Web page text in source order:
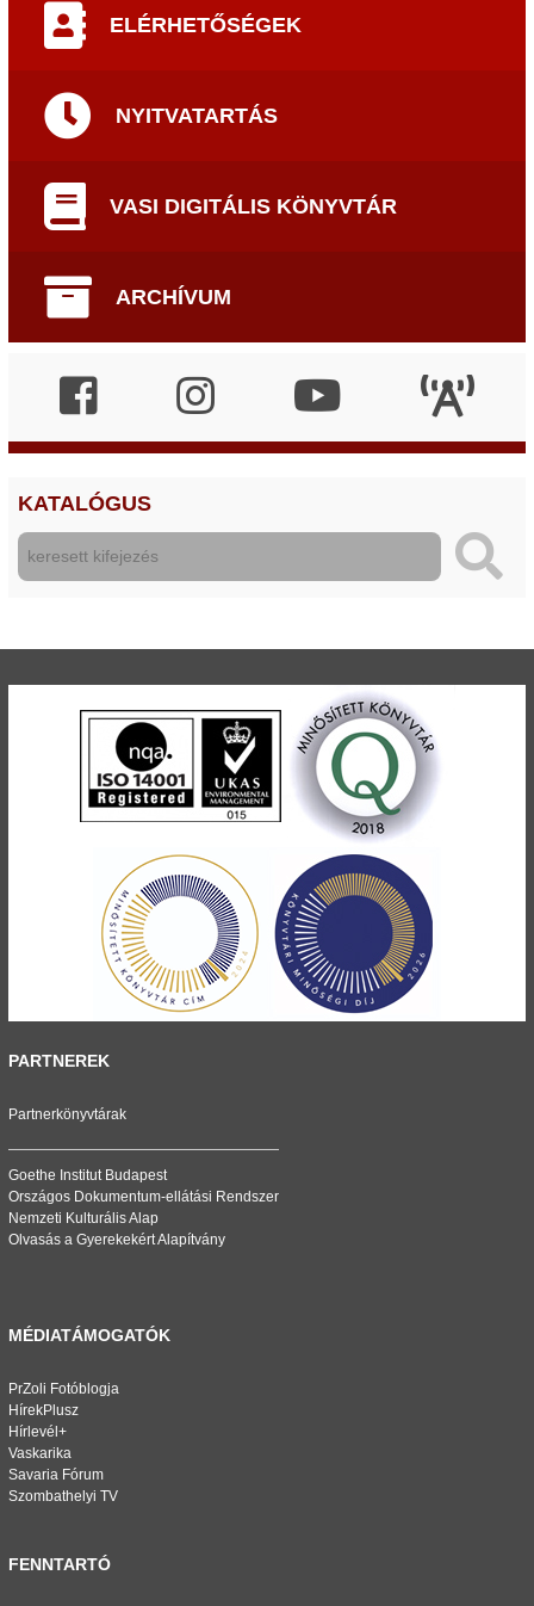
ELÉRHETŐSÉGEK
NYITVATARTÁS
VASI DIGITÁLIS KÖNYVTÁR
ARCHÍVUM
KATALÓGUS
PARTNEREK
Partnerkönyvtárak
Goethe Institut Budapest
Országos Dokumentum-ellátási Rendszer
Nemzeti Kulturális Alap
Olvasás a Gyerekekért Alapítvány
MÉDIATÁMOGATÓK
PrZoli Fotóblogja
HírekPlusz
Hírlevél+
Vaskarika
Savaria Fórum
Szombathelyi TV
FENNTARTÓ